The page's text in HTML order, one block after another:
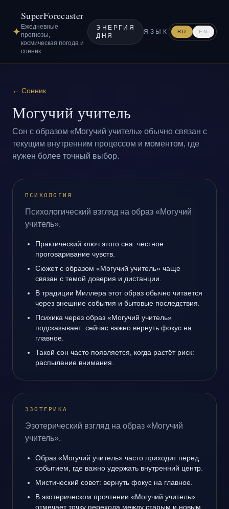
✦
SuperForecaster
Ежедневные
прогнозы,
космическая погода и
сонник
ЭНЕРГИЯ
ДНЯ
ЯЗЫК RU EN
← Сонник
Могучий учитель
Сон с образом «Могучий учитель» обычно связан с
текущим внутренним процессом и моментом, где
нужен более точный выбор.
ПСИХОЛОГИЯ
Психологический взгляд на образ «Могучий
учитель».
Практический ключ этого сна: честное
проговаривание чувств.
Сюжет с образом «Могучий учитель» чаще
связан с темой доверия и дистанции.
В традиции Миллера этот образ обычно читается
через внешние события и бытовые последствия.
Психика через образ «Могучий учитель»
подсказывает: сейчас важно вернуть фокус на
главное.
Такой сон часто появляется, когда растёт риск:
распыление внимания.
ЭЗОТЕРИКА
Эзотерический взгляд на образ «Могучий
учитель».
Образ «Могучий учитель» часто приходит перед
событием, где важно удержать внутренний центр.
Мистический совет: вернуть фокус на главное.
В эзотерическом прочтении «Могучий учитель»
отмечает точку перехода между старым и новым